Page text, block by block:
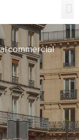
commercial